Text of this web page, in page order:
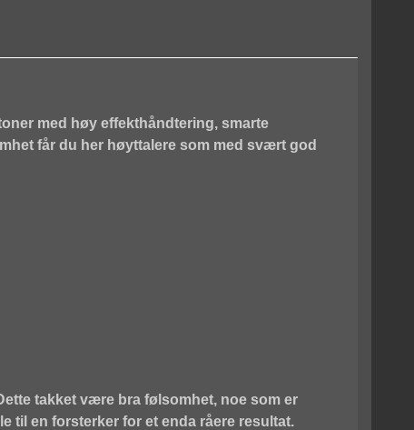
med høy effekthåndtering, smarte
får du her høyttalere som med svært god
takket være bra følsomhet, noe som er
til en forsterker for et enda råere resultat.